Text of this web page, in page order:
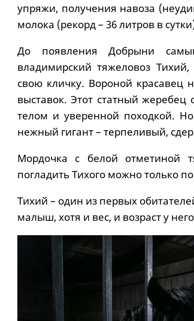
упряжи, получения навоза
молока (рекорд – 36 литров в
До появления Добрыни
владимирский тяжеловоз
свою кличку. Вороной красавец
выставок. Этот статный
телом и уверенной походкой.
нежный гигант – терпеливый,
Мордочка с белой отметиной
погладить Тихого можно только
Тихий – один из первых
малыш, хотя и вес, и возраст у